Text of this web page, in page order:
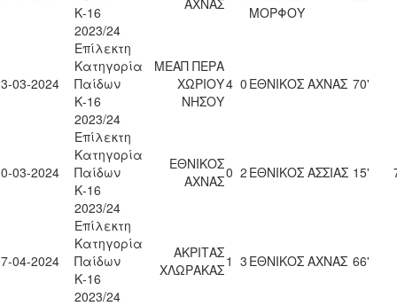
Κ-16
2023/24
ΑΧΝΑΣ
ΜΟΡΦΟΥ
03-2024
Επίλεκτη
Κατηγορία
Παίδων
Κ-16
2023/24
ΜΕΑΠ ΠΕΡΑ
ΧΩΡΙΟΥ
ΝΗΣΟΥ
4 0 ΕΘΝΙΚΟΣ ΑΧΝΑΣ 70'
03-2024
Επίλεκτη
Κατηγορία
Παίδων
Κ-16
2023/24
ΕΘΝΙΚΟΣ
ΑΧΝΑΣ0 2 ΕΘΝΙΚΟΣ ΑΣΣΙΑΣ 15'
04-2024
Επίλεκτη
Κατηγορία
Παίδων
Κ-16
2023/24
ΑΚΡΙΤΑΣ
ΧΛΩΡΑΚΑΣ1 3 ΕΘΝΙΚΟΣ ΑΧΝΑΣ 66'